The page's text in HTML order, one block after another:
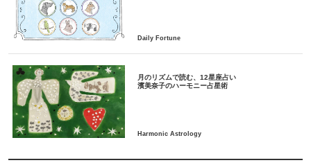
月のリズムで読む、12星座占い